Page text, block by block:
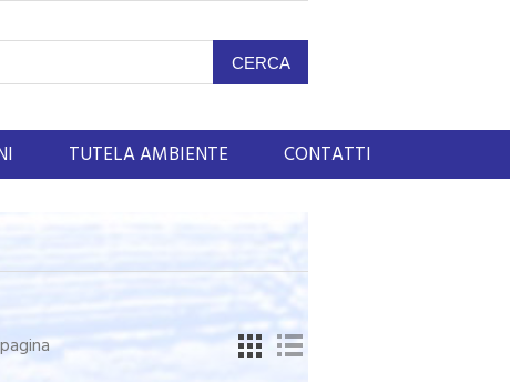
TUTELA AMBIENTE CONTATTI